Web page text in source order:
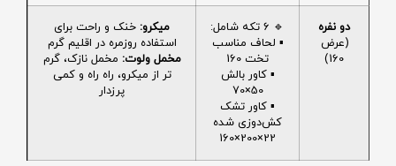
دو نفره
(عرض
160)
🔹 6 تکه شامل:
▪️ لحاف مناسب
تخت 160
▪️ کاور بالش
50×70
▪️ کاور تشک
کش‌دوزی شده
22×200×160
میکرو: خنک و راحت برای
استفاده روزمره در اقلیم گرم
مخمل ولوت: مخمل نازک، گرم
تر از میکرو، راه راه و کمی
پرزدار